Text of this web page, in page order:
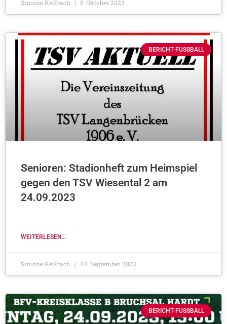
Simone Keilbach 5. Oktober 2023
BERICHT-FUSSBALL
Senioren: Stadionheft zum Heimspiel
gegen den TSV Wiesental 2 am
24.09.2023
WEITERLESEN...
Simone Keilbach 24. September 2023
BERICHT-FUSSBALL